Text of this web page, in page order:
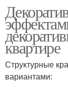
квартире
Структурные
вариантами: